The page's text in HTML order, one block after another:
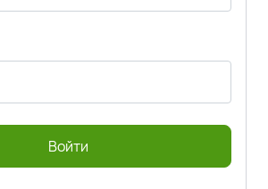
Войти